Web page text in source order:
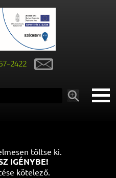
2422
töltse ki.
IGÉNYBE!
kötelező.